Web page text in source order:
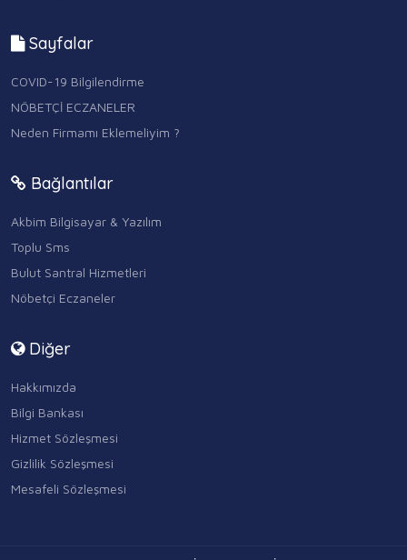
Sayfalar
COVID-19 Bilgilendirme
NÖBETÇİ ECZANELER
Neden Firmamı Eklemeliyim ?
Bağlantılar
Akbim Bilgisayar & Yazılım
Toplu Sms
Bulut Santral Hizmetleri
Nöbetçi Eczaneler
Diğer
Hakkımızda
Bilgi Bankası
Hizmet Sözleşmesi
Gizlilik Sözleşmesi
Mesafeli Sözleşmesi